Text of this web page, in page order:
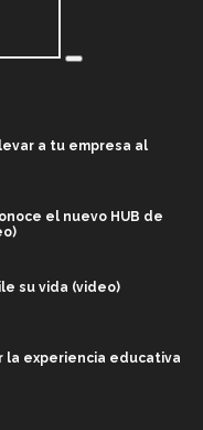
a tu empresa al
el nuevo HUB de
su vida (video)
la experiencia educativa